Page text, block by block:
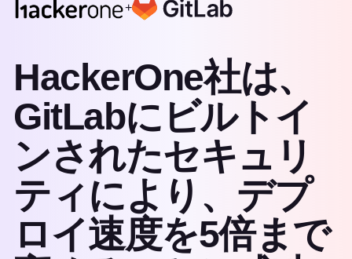
+
HackerOne社は、
GitLabにビルトイ
ンされたセキュリ
ティにより、デプ
ロイ速度を5倍まで